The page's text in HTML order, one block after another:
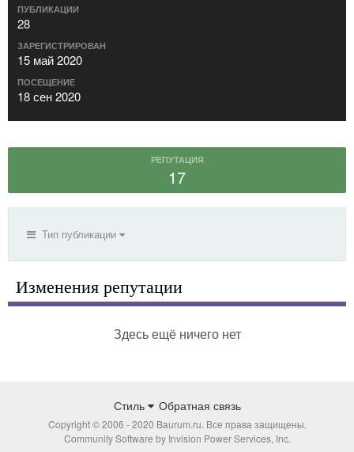
ПУБЛИКАЦИИ
28
ЗАРЕГИСТРИРОВАН
15 май 2020
ПОСЕЩЕНИЕ
18 сен 2020
РЕПУТАЦИЯ
17
Тип публикации
Изменения репутации
Здесь ещё ничего нет
Стиль Обратная связь
Copyright © 2006 - 2020 Baurum.ru. Все права защищены.
Community Software by Invision Power Services, Inc.